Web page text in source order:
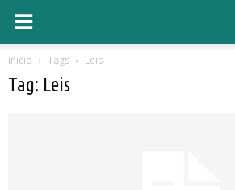
Inicio Tags Leis
Tag: Leis